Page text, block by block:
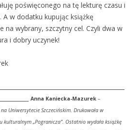
poświęconego na tę lekturę czasu i
A w dodatku kupując książkę
na wybrany, szczytny cel. Czyli dwa w
i dobry uczynek!
Anna Kaniecka-Mazurek –
Uniwersytecie Szczecińskim. Drukowała w
kulturalnym „Pogranicza”. Ostatnio wydała książkę